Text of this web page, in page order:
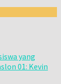
yang
01: Kevin